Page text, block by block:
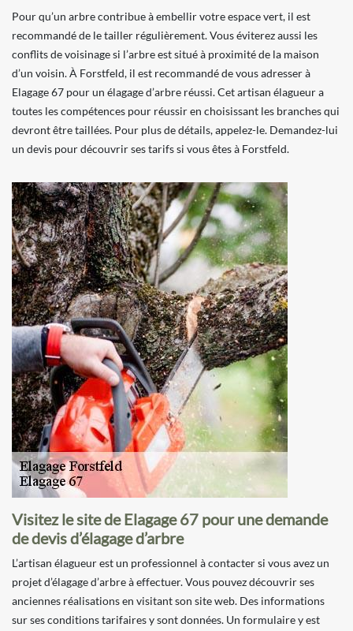
Pour qu’un arbre contribue à embellir votre espace vert, il est
recommandé de le tailler régulièrement. Vous éviterez aussi les
conflits de voisinage si l’arbre est situé à proximité de la maison
d’un voisin. À Forstfeld, il est recommandé de vous adresser à
Elagage 67 pour un élagage d’arbre réussi. Cet artisan élagueur a
toutes les compétences pour réussir en choisissant les branches qui
devront être taillées. Pour plus de détails, appelez-le. Demandez-lui
un devis pour découvrir ses tarifs si vous êtes à Forstfeld.
Visitez le site de Elagage 67 pour une demande
de devis d’élagage d’arbre
L’artisan élagueur est un professionnel à contacter si vous avez un
projet d’élagage d’arbre à effectuer. Vous pouvez découvrir ses
anciennes réalisations en visitant son site web. Des informations
sur ses conditions tarifaires y sont données. Un formulaire y est